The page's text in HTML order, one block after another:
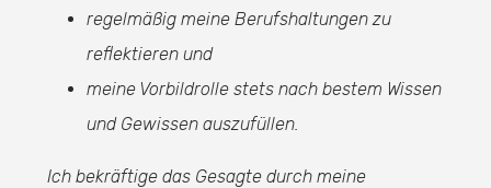
regelmäßig meine Berufshaltungen zu
reflektieren und
meine Vorbildrolle stets nach bestem Wissen
und Gewissen auszufüllen.
Ich bekräftige das Gesagte durch meine